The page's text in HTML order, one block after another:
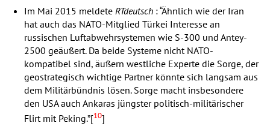
Im Mai 2015 meldete RTdeutsch: “Ähnlich wie der Iran
hat auch das NATO-Mitglied Türkei Interesse an
russischen Luftabwehrsystemen wie S-300 und Antey-
2500 geäußert. Da beide Systeme nicht NATO-
kompatibel sind, äußern westliche Experte die Sorge, der
geostrategisch wichtige Partner könnte sich langsam aus
dem Militärbündnis lösen. Sorge macht insbesondere
den USAauch Ankaras jüngster politisch-militärischer
Flirt mit Peking.”[10]